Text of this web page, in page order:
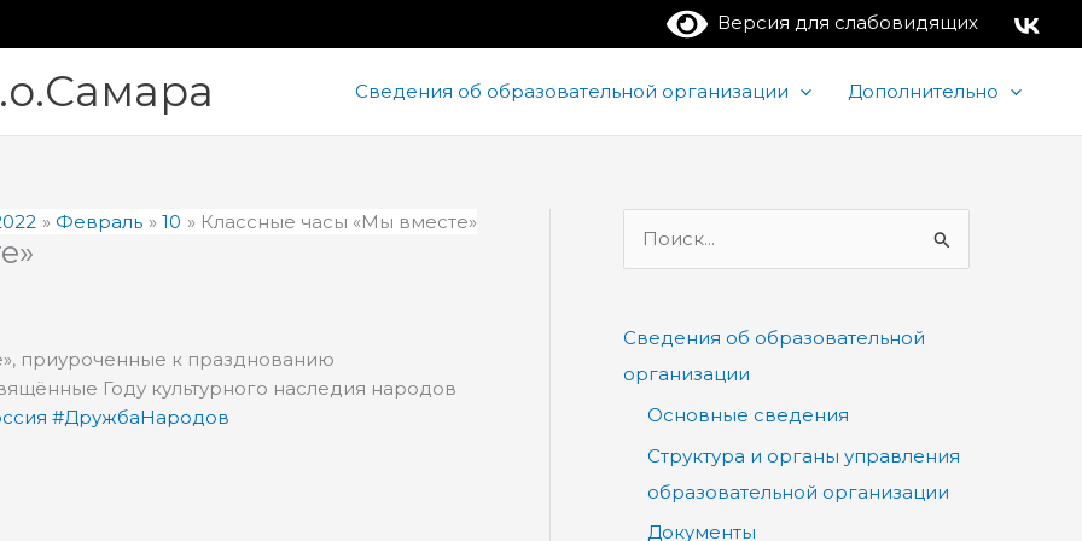
Версия для слабовидящих
Сведения об образовательной организации Дополнительно
Февраль 10 Классные часы «Мы вместе»
приуроченные к празднованию
Году культурного наследия народов
#ДружбаНародов
с
к
Сведения об образовательной
организации
Основные сведения
Структура и органы управления
образовательной организации
Документы